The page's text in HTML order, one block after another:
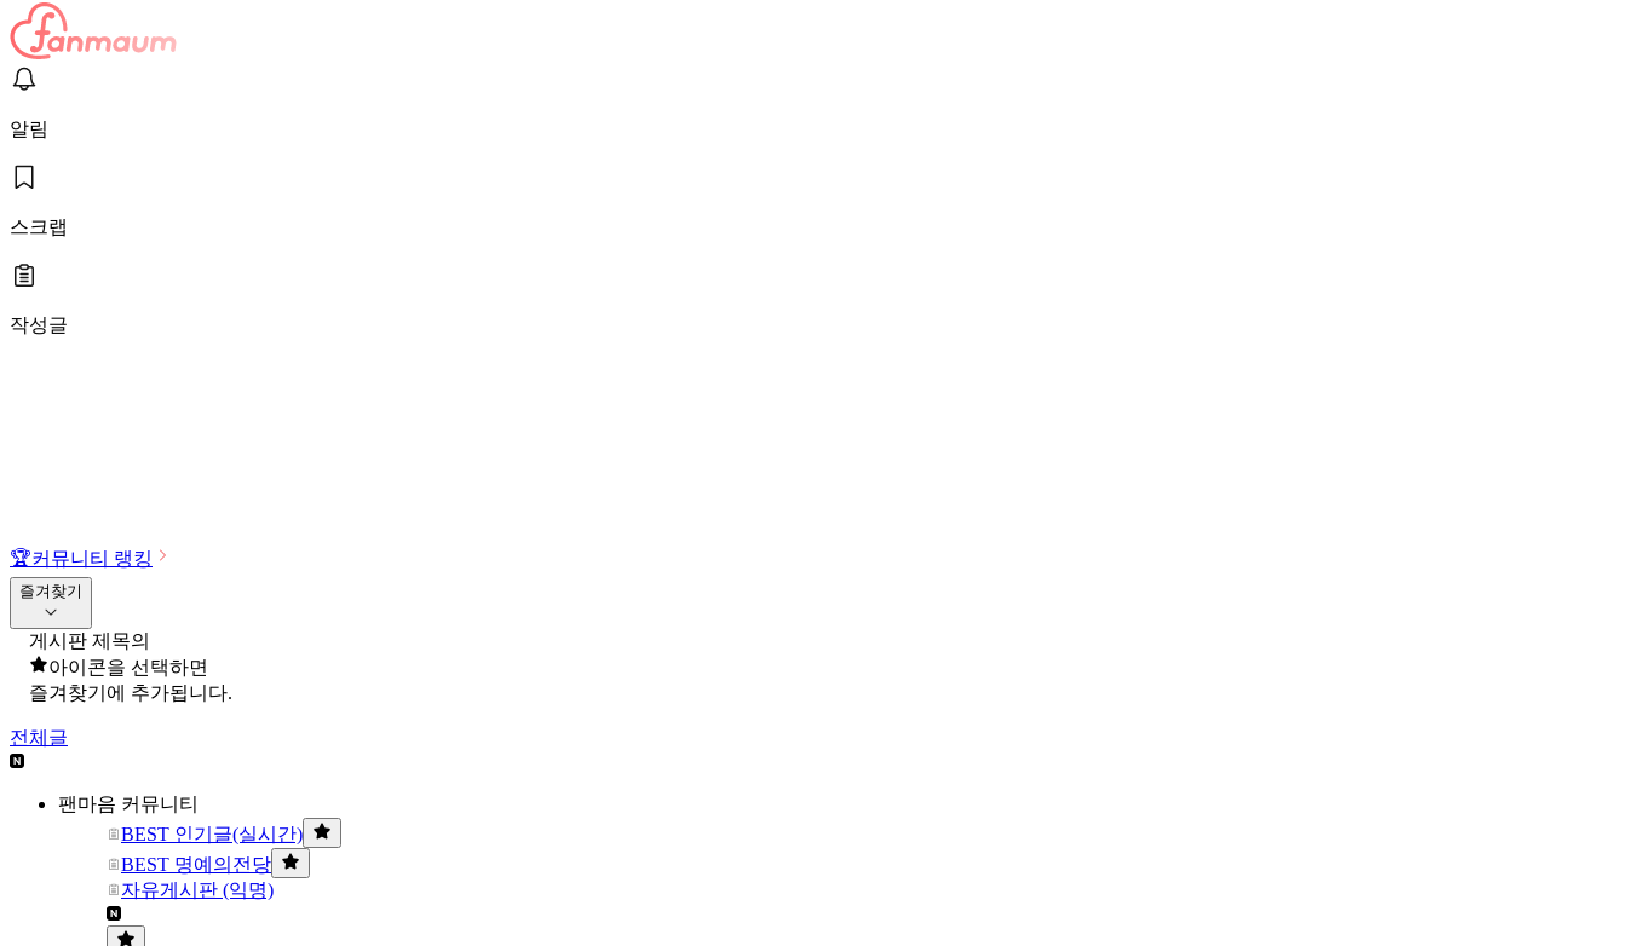
알림
스크랩
작성글
🏆커뮤니티 랭킹
즐겨찾기
게시판 제목의
아이콘을 선택하면
즐겨찾기에 추가됩니다.
전체글
팬마음 커뮤니티
BEST 인기글(실시간)
BEST 명예의전당
자유게시판 (익명)